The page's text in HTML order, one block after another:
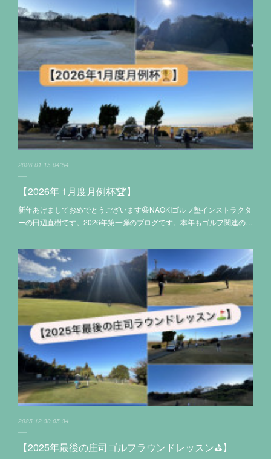
2026.01.15 04:54
【2026年 1月度月例杯🏆】
新年あけましておめでとうございます😃NAOKIゴルフ塾インストラクタ
ーの田辺直樹です。2026年第一弾のブログです。本年もゴルフ関連の…
2025.12.30 05:34
【2025年最後の庄司ゴルフラウンドレッスン⛳️】